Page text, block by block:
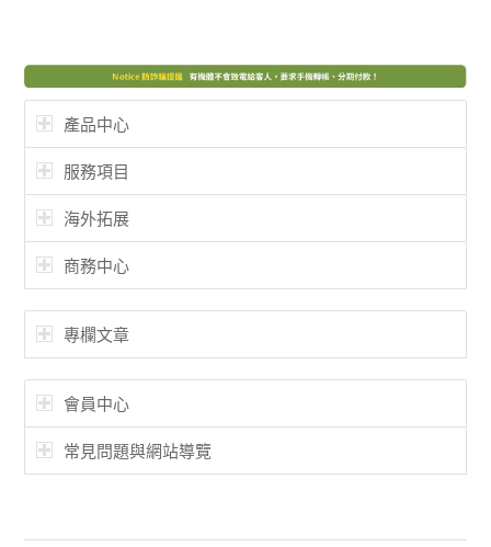
產品中心
服務項目
海外拓展
商務中心
專欄文章
會員中心
常見問題與網站導覽